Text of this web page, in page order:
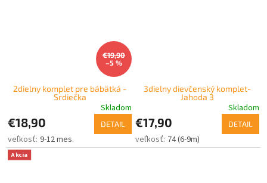
€19,90
–5 %
2dielny komplet pre bábätká -
Srdiečka
Skladom
€18,90 DETAIL
9-12 mes.
3dielny dievčenský komplet-
Jahoda 3
Skladom
€17,90 DETAIL
74 (6-9m)
Akcia